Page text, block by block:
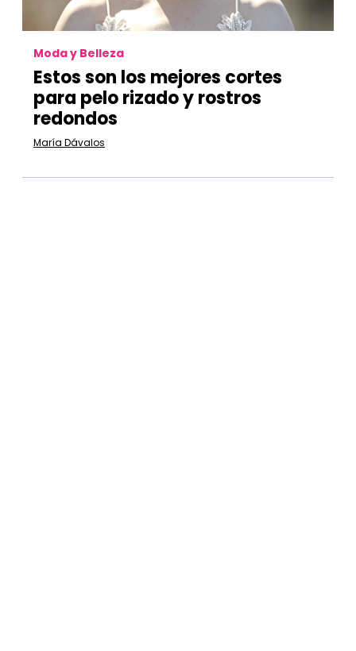
Moda y Belleza
Estos son los mejores cortes
para pelo rizado y rostros
redondos
María Dávalos